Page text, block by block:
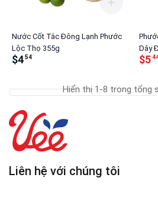
Nước Cốt Tắc Đông Lạnh Phước
Lộc Thọ 355g
$454
Dây
$5
Hiển thị 1-8 trong tổng
Liên hệ với chúng tôi